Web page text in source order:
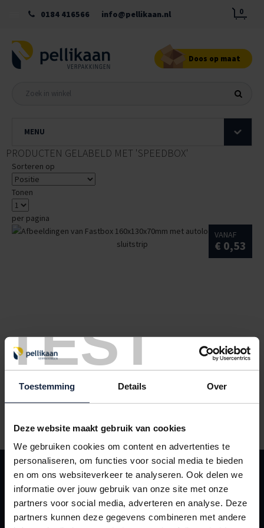
TEST
Toestemming Details Over
Deze website maakt gebruik van cookies
We gebruiken cookies om content en advertenties te
personaliseren, om functies voor social media te bieden
en om ons websiteverkeer te analyseren. Ook delen we
informatie over jouw gebruik van onze site met onze
partners voor social media, adverteren en analyse. Deze
partners kunnen deze gegevens combineren met andere
0184 416566 info@pellikaan.nl 0
Doos op maat
MENU
PRODUCTEN GELABELD MET 'SPEEDBOX'
Sorteren op
Tonen
per pagina
VANAF
€ 0,53
KLANTENSERVICE
Contact
Leveringsvoorwaarden
Mijn Pellikaan